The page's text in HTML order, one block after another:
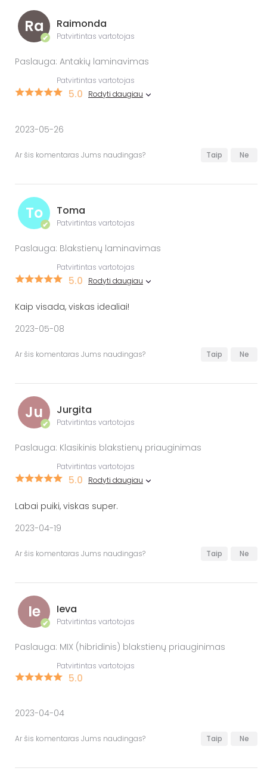
Ra
✔
Raimonda
Patvirtintas vartotojas
Paslauga: Antakių laminavimas
Patvirtintas vartotojas
5.0 Rodyti daugiau
2023-05-26
Ar šis komentaras Jums naudingas? Taip Ne
To
✔
Toma
Patvirtintas vartotojas
Paslauga: Blakstienų laminavimas
Patvirtintas vartotojas
5.0 Rodyti daugiau
Kaip visada, viskas idealiai!
2023-05-08
Ar šis komentaras Jums naudingas? Taip Ne
Ju
✔
Jurgita
Patvirtintas vartotojas
Paslauga: Klasikinis blakstienų priauginimas
Patvirtintas vartotojas
5.0 Rodyti daugiau
Labai puiki, viskas super.
2023-04-19
Ar šis komentaras Jums naudingas? Taip Ne
Ie
✔
Ieva
Patvirtintas vartotojas
Paslauga: MIX (hibridinis) blakstienų priauginimas
Patvirtintas vartotojas
5.0
2023-04-04
Ar šis komentaras Jums naudingas? Taip Ne